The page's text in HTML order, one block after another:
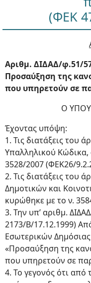
(ΦΕΚ
Αριθμ. ΔΙΔΑΔ/φ.51/
Προσαύξηση της
που υπηρετούν σε
Ο
Έχοντας υπόψη:
1. Τις διατάξεις του
Υπαλληλικού Κώδικα,
3528/2007 (ΦΕΚ26/
2. Τις διατάξεις του
Δημοτικών και
κυρώθηκε με το ν.
3. Την υπ’ αριθμ.
2173/Β/17.12.1999)
Εσωτερικών
«Προσαύξηση της
που υπηρετούν σε
4. Το γεγονός ότι από